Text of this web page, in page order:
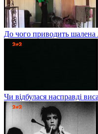
До чого приводить шалена
Чи відбулася насправді